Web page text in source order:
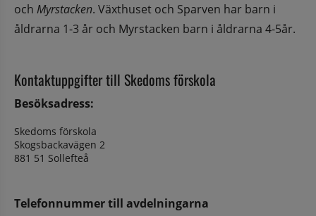
och Myrstacken. Växthuset och Sparven har barn i
åldrarna 1-3 år och Myrstacken barn i åldrarna 4-5år.
Kontaktuppgifter till Skedoms förskola
Besöksadress:
Skedoms förskola
Skogsbackavägen 2
881 51 Sollefteå
Telefonnummer till avdelningarna